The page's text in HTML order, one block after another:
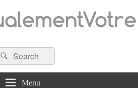
Search
Menu